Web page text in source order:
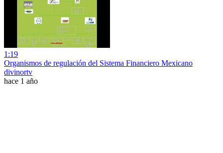
1:19
Organismos de regulación del Sistema Financiero Mexicano
divinortv
hace 1 año